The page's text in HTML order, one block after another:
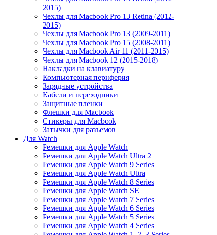
2015)
Чехлы для Macbook Pro 13 Retina (2012-
2015)
Чехлы для Macbook Pro 13 (2009-2011)
Чехлы для Macbook Pro 15 (2008-2011)
Чехлы для Macbook Air 11 (2011-2015)
Чехлы для Macbook 12 (2015-2018)
Накладки на клавиатуру
Компьютерная периферия
Зарядные устройства
Кабели и переходники
Защитные пленки
Флешки для Macbook
Стикеры для Macbook
Затычки для разъемов
Для Watch
Ремешки для Apple Watch
Ремешки для Apple Watch Ultra 2
Ремешки для Apple Watch 9 Series
Ремешки для Apple Watch Ultra
Ремешки для Apple Watch 8 Series
Ремешки для Apple Watch SE
Ремешки для Apple Watch 7 Series
Ремешки для Apple Watch 6 Series
Ремешки для Apple Watch 5 Series
Ремешки для Apple Watch 4 Series